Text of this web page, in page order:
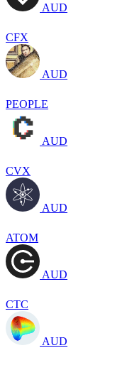
AUD
CFX
AUD
PEOPLE
AUD
CVX
AUD
ATOM
AUD
CTC
AUD